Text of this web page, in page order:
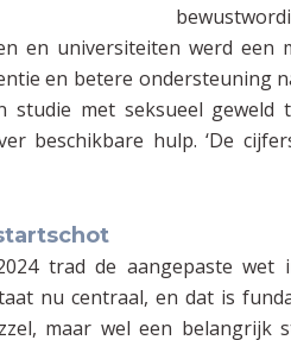
en universiteiten werd
en betere ondersteuning
studie met seksueel
beschikbare hulp. ‘De
trad de aangepaste wet
nu centraal, en dat is
maar wel een belangrijk